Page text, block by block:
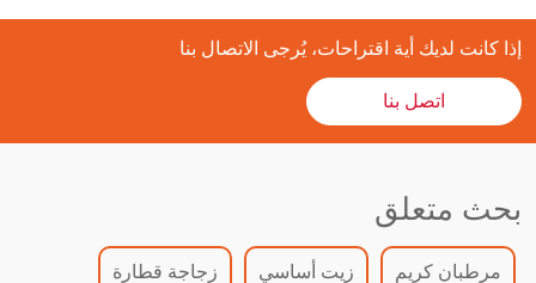
إذا كانت لديك أية اقتراحات، يُرجى الاتصال بنا
اتصل بنا
بحث متعلق
مرطبان كريم زيت أساسي زجاجة قطارة